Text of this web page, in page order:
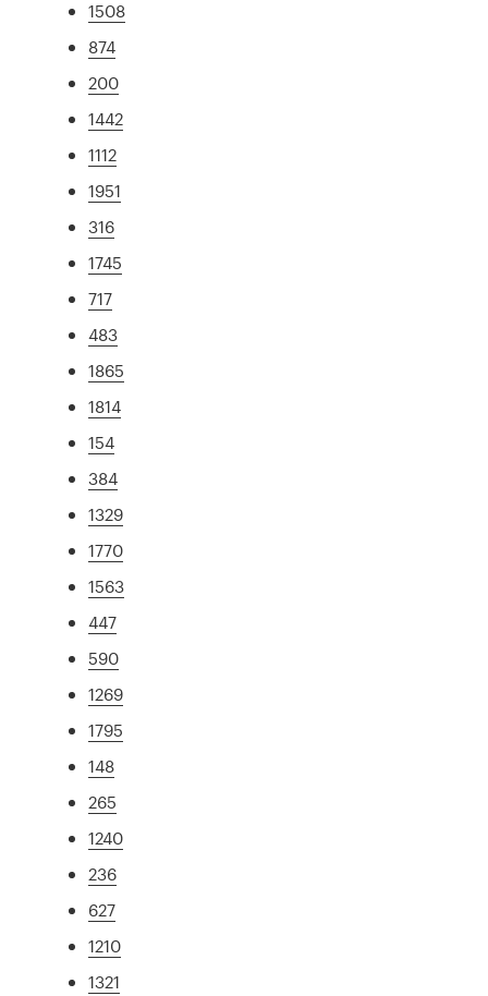
1508
874
200
1442
1112
1951
316
1745
717
483
1865
1814
154
384
1329
1770
1563
447
590
1269
1795
148
265
1240
236
627
1210
1321